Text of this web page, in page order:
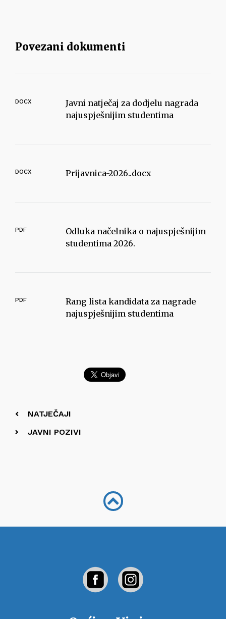
Povezani dokumenti
DOCX
Javni natječaj za dodjelu nagrada
najuspješnijim studentima
DOCX Prijavnica-2026..docx
PDF
Odluka načelnika o najuspješnijim
studentima 2026.
PDF
Rang lista kandidata za nagrade
najuspješnijim studentima
NATJEČAJI
JAVNI POZIVI